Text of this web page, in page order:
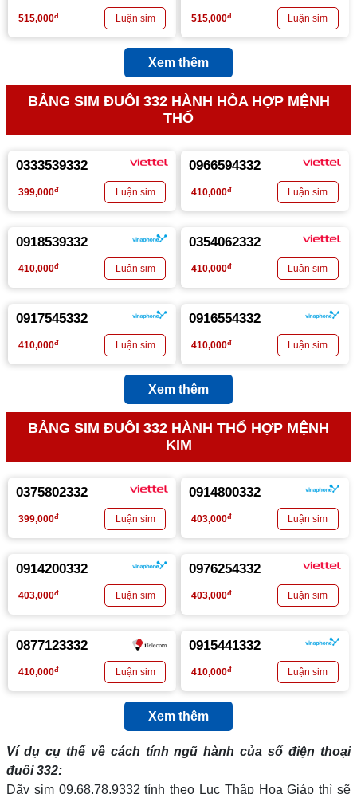
515,000đ 515,000đ
Xem thêm
BẢNG SIM ĐUÔI 332 HÀNH HỎA HỢP MỆNH
THỔ
0333539332
399,000đ
0966594332
410,000đ
0918539332
410,000đ
0354062332
410,000đ
0917545332
410,000đ
0916554332
410,000đ
Xem thêm
BẢNG SIM ĐUÔI 332 HÀNH THỔ HỢP MỆNH
KIM
0375802332
399,000đ
0914800332
403,000đ
0914200332
403,000đ
0976254332
403,000đ
0877123332
410,000đ
0915441332
410,000đ
Xem thêm
Ví dụ cụ thể về cách tính ngũ hành của số điện thoại
đuôi 332:
Dãy sim 09.68.78.9332 tính theo Lục Thập Hoa Giáp thì sẽ